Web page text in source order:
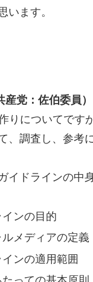
います。
産党：佐伯委員）
りについてです
、調査し、参考
イドラインの中
ンの目的
ルメディアの定義
ンの適用範囲